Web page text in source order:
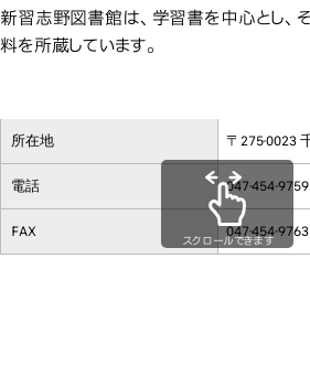
新習志野図書館は、学習書を中心とし、
料を所蔵しています。
所在地 〒275-0023
電話 047-454-9759
FAX 047-454-9763
スクロールできます